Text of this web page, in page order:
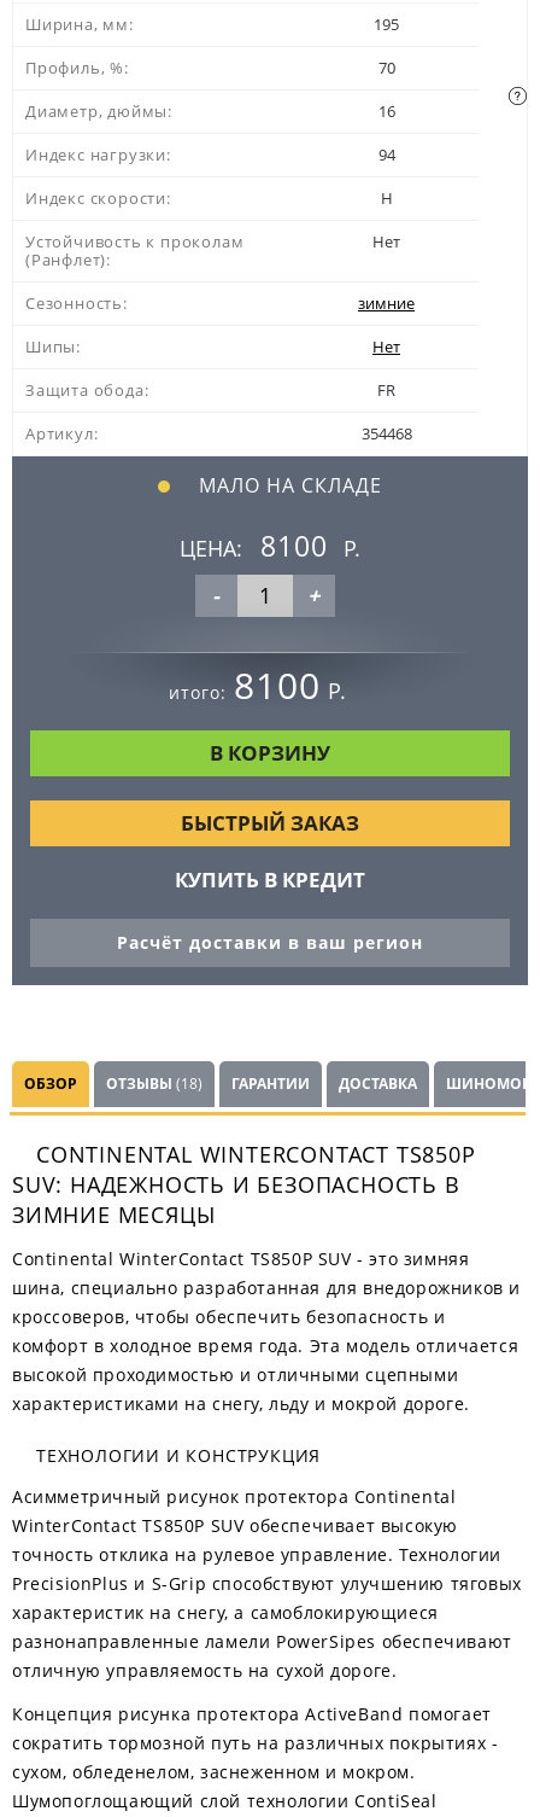
Ширина, мм:
195
Профиль, %:
70
Диаметр, дюймы:
16
Индекс нагрузки:
94
Индекс скорости:
H
Устойчивость к проколам
(Ранфлет):
Нет
Сезонность:
зимние
Шипы:
Нет
Защита обода:
FR
Артикул:
354468
МАЛО НА СКЛАДЕ
ЦЕНА: 8100
Р.
-
+
итого: 8100 Р.
БЫСТРЫЙ ЗАКАЗ
КУПИТЬ В КРЕДИТ
Расчёт доставки в ваш регион
ОБЗОР ОТЗЫВЫ (18) ГАРАНТИИ ДОСТАВКА
CONTINENTAL WINTERCONTACT TS850P
SUV: НАДЕЖНОСТЬ И БЕЗОПАСНОСТЬ В
ЗИМНИЕ МЕСЯЦЫ
Continental WinterContact TS850P SUV - это зимняя
шина, специально разработанная для внедорожников и
кроссоверов, чтобы обеспечить безопасность и
комфорт в холодное время года. Эта модель отличается
высокой проходимостью и отличными сцепными
характеристиками на снегу, льду и мокрой дороге.
ТЕХНОЛОГИИ И КОНСТРУКЦИЯ
Асимметричный рисунок протектора Continental
WinterContact TS850P SUV обеспечивает высокую
точность отклика на рулевое управление. Технологии
PrecisionPlus и S-Grip способствуют улучшению тяговых
характеристик на снегу, а самоблокирующиеся
разнонаправленные ламели PowerSipes обеспечивают
отличную управляемость на сухой дороге.
Концепция рисунка протектора ActiveBand помогает
сократить тормозной путь на различных покрытиях -
сухом, обледенелом, заснеженном и мокром.
Шумопоглощающий слой технологии ContiSeal